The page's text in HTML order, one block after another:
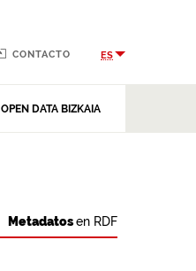
OPEN DATA BIZKAIA
CONTACTO ES
Metadatosen RDF